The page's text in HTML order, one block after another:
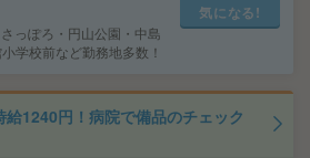
さっぽろ・円山公園・中島
学校前など勤務地多数！
気になる!
給1240円！病院で備品のチェック